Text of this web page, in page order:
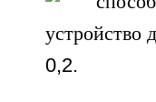
0,2.